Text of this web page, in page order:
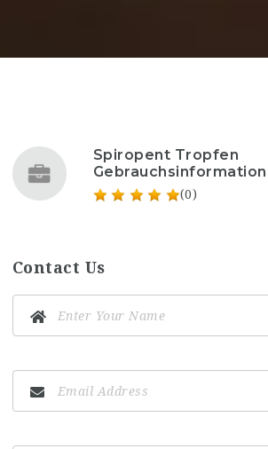
Spiropent Tropfen
Gebrauchsinformation
(0)
Contact Us